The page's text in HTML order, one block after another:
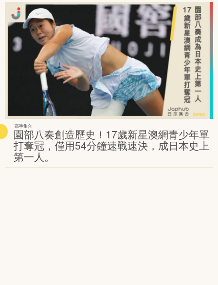
高手集合
園部八奏創造歷史！17歲新星澳網青少年單
打奪冠，僅用54分鐘速戰速決，成日本史上
第一人。